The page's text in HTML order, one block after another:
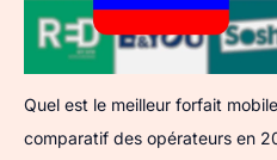
Quel est le meilleur forfait
comparatif des opérateurs en